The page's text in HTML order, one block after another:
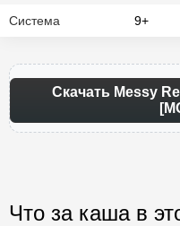
Система 9+
Скачать Messy
Что за каша в